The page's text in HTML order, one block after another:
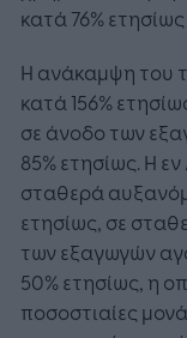
κατά 76%
Η ανάκαμψη του
κατά 156%
σε άνοδο των
85% ετησίως. Η
σταθερά
ετησίως, σε
των εξαγωγών
50% ετησίως, η
ποσοστιαίες
Η Τεχνητή
λειτουργικό
επιχείρησης